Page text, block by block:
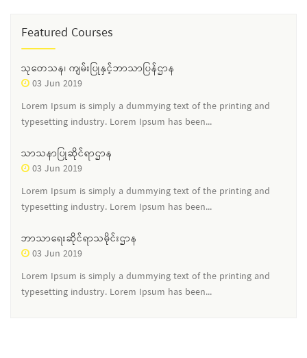
Featured Courses
သုတေသန၊ ကျမ်းပြုနှင့်ဘာသာပြန်ဌာန
03 Jun 2019
Lorem Ipsum is simply a dummying text of the printing and
typesetting industry. Lorem Ipsum has been...
သာသနာပြုဆိုင်ရာဌာန
03 Jun 2019
Lorem Ipsum is simply a dummying text of the printing and
typesetting industry. Lorem Ipsum has been...
ဘာသာရေးဆိုင်ရာသမိုင်းဌာန
03 Jun 2019
Lorem Ipsum is simply a dummying text of the printing and
typesetting industry. Lorem Ipsum has been...